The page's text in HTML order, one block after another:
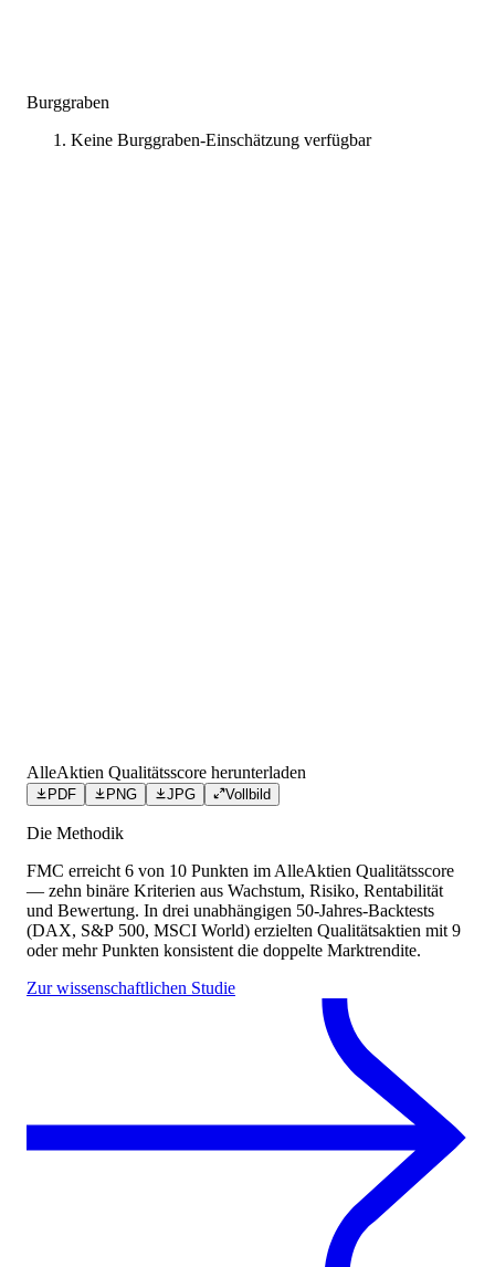
Burggraben
Keine Burggraben-Einschätzung verfügbar
AlleAktien Qualitätsscore herunterladen
PDF PNG JPG Vollbild
Die Methodik
FMC erreicht 6 von 10 Punkten im AlleAktien Qualitätsscore
— zehn binäre Kriterien aus Wachstum, Risiko, Rentabilität
und Bewertung. In drei unabhängigen 50-Jahres-Backtests
(DAX, S&P 500, MSCI World) erzielten Qualitätsaktien mit 9
oder mehr Punkten konsistent die doppelte Marktrendite.
Zur wissenschaftlichen Studie